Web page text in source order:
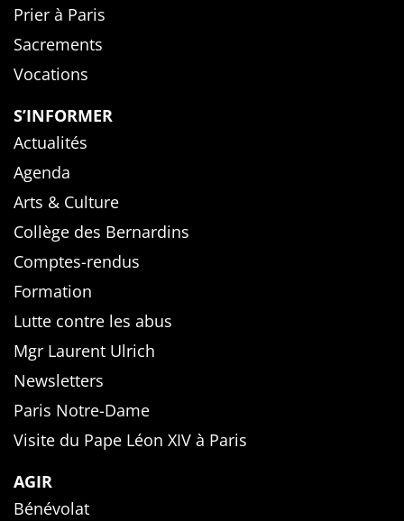
Prier à Paris
Sacrements
Vocations
S’INFORMER
Actualités
Agenda
Arts & Culture
Collège des Bernardins
Comptes-rendus
Formation
Lutte contre les abus
Mgr Laurent Ulrich
Newsletters
Paris Notre-Dame
Visite du Pape Léon XIV à Paris
AGIR
Bénévolat